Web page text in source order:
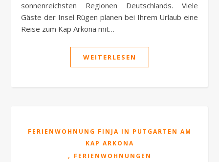
sonnenreichsten Regionen Deutschlands. Viele
Gäste der Insel Rügen planen bei Ihrem Urlaub eine
Reise zum Kap Arkona mit…
WEITERLESEN
FERIENWOHNUNG FINJA IN PUTGARTEN AM
KAP ARKONA
, FERIENWOHNUNGEN